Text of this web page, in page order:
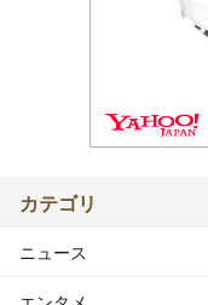
カテゴリ
ニュース